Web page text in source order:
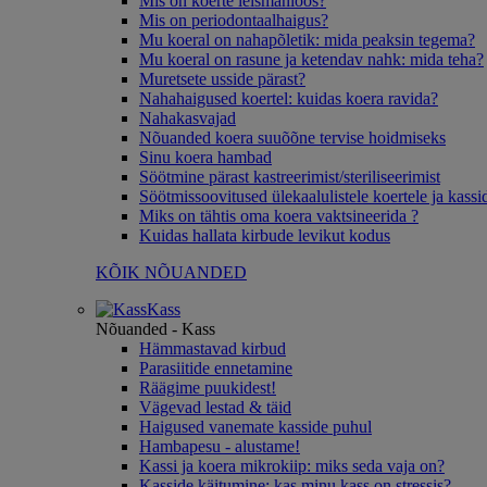
Mis on periodontaalhaigus?
Mu koeral on nahapõletik: mida peaksin tegema?
Mu koeral on rasune ja ketendav nahk: mida teha?
Muretsete usside pärast?
Nahahaigused koertel: kuidas koera ravida?
Nahakasvajad
Nõuanded koera suuõõne tervise hoidmiseks
Sinu koera hambad
Söötmine pärast kastreerimist/steriliseerimist
Söötmissoovitused ülekaalulistele koertele ja
Miks on tähtis oma koera vaktsineerida ?
Kuidas hallata kirbude levikut kodus
KÕIK NÕUANDED
Kass
Nõuanded - Kass
Hämmastavad kirbud
Parasiitide ennetamine
Räägime puukidest!
Vägevad lestad & täid
Haigused vanemate kasside puhul
Hambapesu - alustame!
Kassi ja koera mikrokiip: miks seda vaja on?